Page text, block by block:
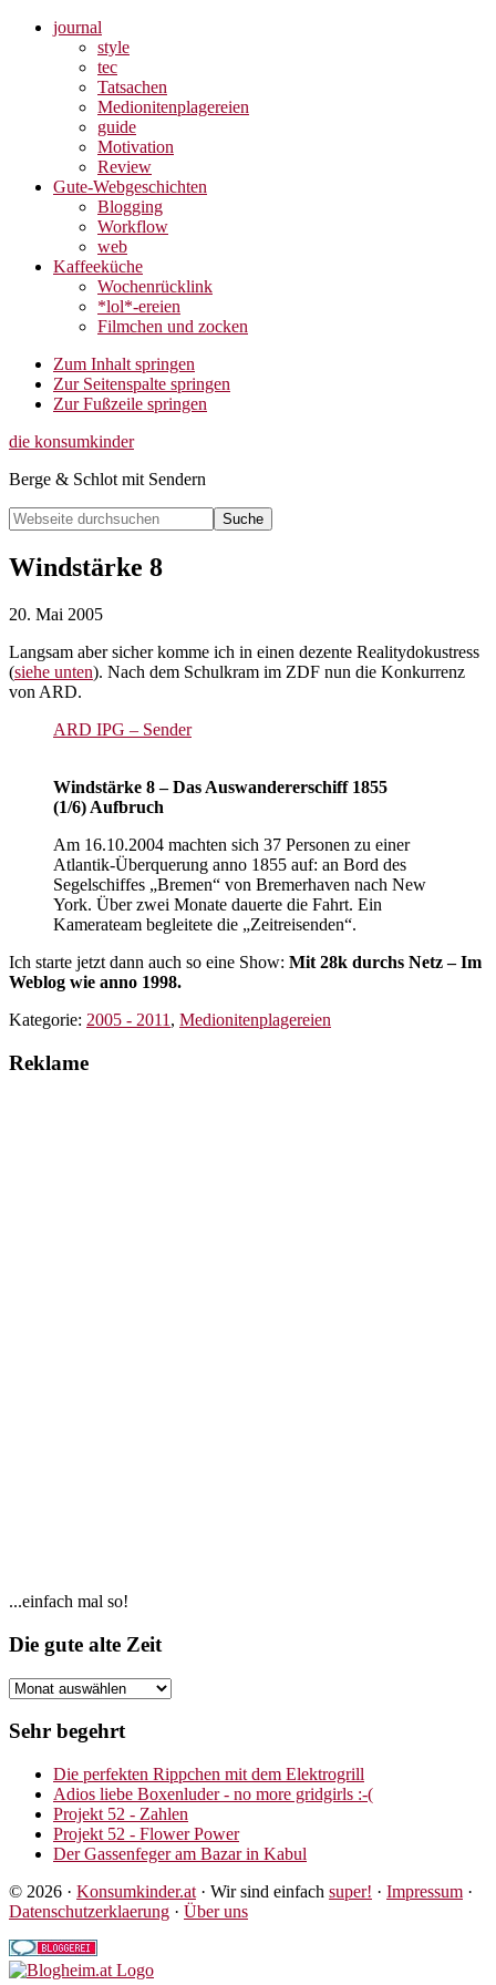
journal
style
tec
Tatsachen
Medionitenplagereien
guide
Motivation
Review
Gute-Webgeschichten
Blogging
Workflow
web
Kaffeeküche
Wochenrücklink
*lol*-ereien
Filmchen und zocken
Zum Inhalt springen
Zur Seitenspalte springen
Zur Fußzeile springen
die konsumkinder
Berge & Schlot mit Sendern
Webseite
durchsuchen
Search
Windstärke 8
20. Mai 2005
Langsam aber sicher komme ich in einen dezente Realitydokustress
(siehe unten). Nach dem Schulkram im ZDF nun die Konkurrenz
von ARD.
ARD IPG – Sender
Windstärke 8 – Das Auswandererschiff 1855
(1/6) Aufbruch
Am 16.10.2004 machten sich 37 Personen zu einer
Atlantik-Überquerung anno 1855 auf: an Bord des
Segelschiffes „Bremen“ von Bremerhaven nach New
York. Über zwei Monate dauerte die Fahrt. Ein
Kamerateam begleitete die „Zeitreisenden“.
Ich starte jetzt dann auch so eine Show: Mit 28k durchs Netz – Im
Weblog wie anno 1998.
Kategorie: 2005 - 2011 , Medionitenplagereien
Reklame
Seitenspalte
...einfach mal so!
Footer
Die gute alte Zeit
Die
alte
Sehr begehrt
Die perfekten Rippchen mit dem Elektrogrill
Adios liebe Boxenluder - no more gridgirls :-(
Projekt 52 - Zahlen
Projekt 52 - Flower Power
Der Gassenfeger am Bazar in Kabul
© 2026 · Konsumkinder.at · Wir sind einfach super! · Impressum ·
Datenschutzerklaerung · Über uns